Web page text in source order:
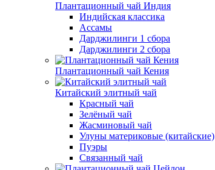
Плантационный чай Индия
Индийская классика
Ассамы
Дарджилинги 1 сбора
Дарджилинги 2 сбора
Плантационный чай Кения
Китайский элитный чай
Красный чай
Зелёный чай
Жасминовый чай
Улуны материковые (китайские)
Пуэры
Связанный чай